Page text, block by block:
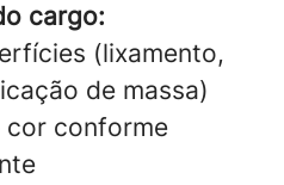
cargo:
(lixamento,
de massa)
cor conforme